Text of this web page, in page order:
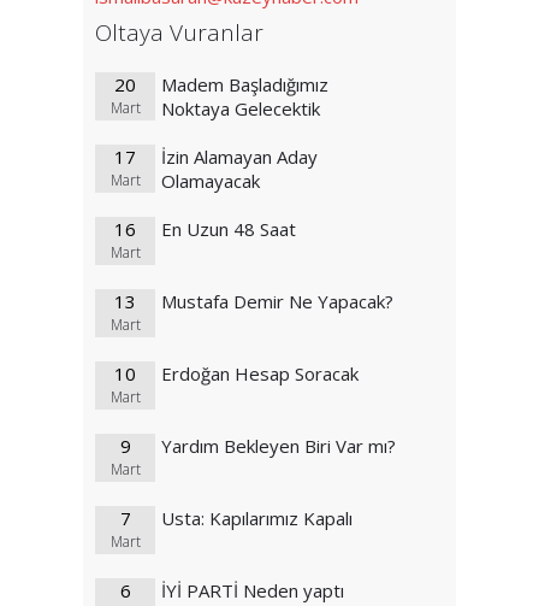
Oltaya Vuranlar
20
Mart
Madem Başladığımız
Noktaya Gelecektik
17
Mart
İzin Alamayan Aday
Olamayacak
16
Mart
En Uzun 48 Saat
13
Mart
Mustafa Demir Ne Yapacak?
10
Mart
Erdoğan Hesap Soracak
9
Mart
Yardım Bekleyen Biri Var mı?
7
Mart
Usta: Kapılarımız Kapalı
6
İYİ PARTİ Neden yaptı